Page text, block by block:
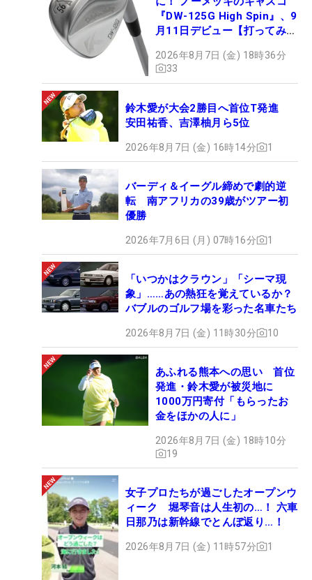
『DW-125G High Spin』、9
月11日デビュー【打ってみ
2026年8月7日 (金) 18時36分
33
鈴木愛が大会2勝目へ首位T発進
安田祐香、吉澤柚月ら5位
2026年8月7日 (金) 16時14分 1
バーディ＆イーグル締めで劇的逆
転 南アフリカの39歳がツアー初
優勝
2026年7月6日 (月) 07時16分 1
「いつかはクラウン」「シーマ現
象」……あの熱狂を覚えているか？
バブルのゴルフ場を彩った名車たち
2026年8月7日 (金) 11時30分 10
あふれる熊本への思い 首位
発進・鈴木愛が被災地に
1000万円寄付「もらったお
金をほかの人に」
2026年8月7日 (金) 18時10分
19
女子プロたちが過ごしたオープンウ
ィーク 堀琴音は人生初の…！ 六車
日那乃は新幹線でとんぼ返り…！
2026年8月7日 (金) 11時57分 1